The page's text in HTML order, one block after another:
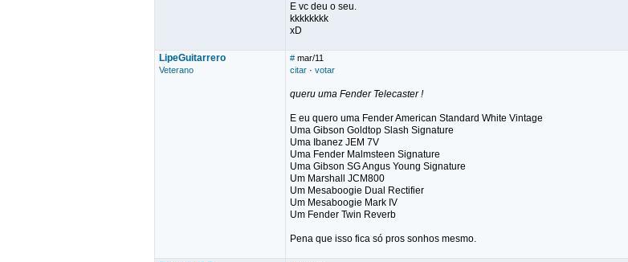
E vc deu o seu.
kkkkkkkk
xD
LipeGuitarrero
Veterano
# mar/11
citar · votar
queru uma Fender Telecaster !
E eu quero uma Fender American Standard White Vintage
Uma Gibson Goldtop Slash Signature
Uma Ibanez JEM 7V
Uma Fender Malmsteen Signature
Uma Gibson SG Angus Young Signature
Um Marshall JCM800
Um Mesaboogie Dual Rectifier
Um Mesaboogie Mark IV
Um Fender Twin Reverb
Pena que isso fica só pros sonhos mesmo.